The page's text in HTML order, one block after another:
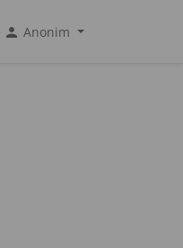
person Anonim